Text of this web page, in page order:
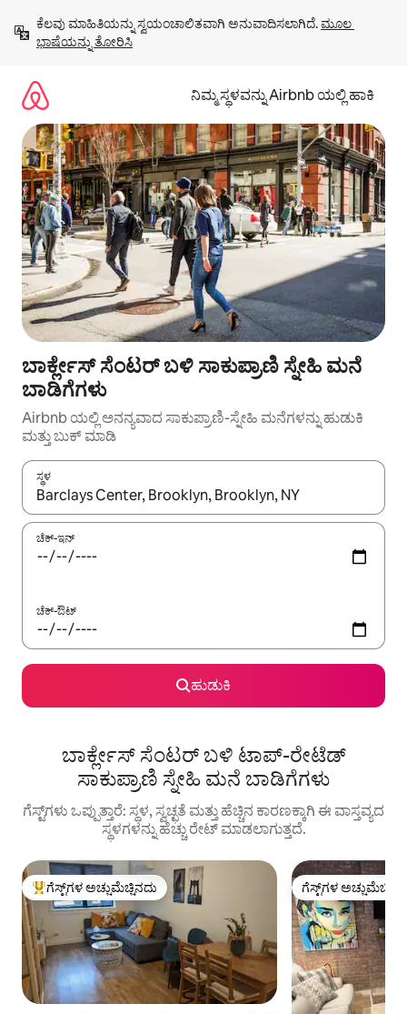
ಹೋಗಿ
ಕೆಲವು ಮಾಹಿತಿಯನ್ನು ಸ್ವಯಂಚಾಲಿತವಾಗಿ ಅನುವಾದಿಸಲಾಗಿದೆ. ಮೂಲ
ಭಾಷೆಯನ್ನು ತೋರಿಸಿ
ನಿಮ್ಮ ಸ್ಥಳವನ್ನು Airbnb ಯಲ್ಲಿ ಹಾಕಿ
ಬಾರ್ಕ್ಲೇಸ್ ಸೆಂಟರ್ ಬಳಿ ಸಾಕುಪ್ರಾಣಿ ಸ್ನೇಹಿ ಮನೆ
ಬಾಡಿಗೆಗಳು
Airbnb ಯಲ್ಲಿ ಅನನ್ಯವಾದ ಸಾಕುಪ್ರಾಣಿ-ಸ್ನೇಹಿ ಮನೆಗಳನ್ನು ಹುಡುಕಿ
ಮತ್ತು ಬುಕ್ ಮಾಡಿ
ಸ್ಥಳ
ಫಲಿತಾಂಶಗಳು ಲಭ್ಯವಿರುವಾಗ, ಅಪ್ ಮತ್ತು ಡೌನ್ ಬಾಣದ ಕೀಲಿಗಳೊಂದಿಗೆ
ಚೆಕ್-ಇನ್
ಚೆಕ್-ಔಟ್
ಹುಡುಕಿ
ಬಾರ್ಕ್ಲೇಸ್ ಸೆಂಟರ್ ಬಳಿ ಟಾಪ್-ರೇಟೆಡ್
ಸಾಕುಪ್ರಾಣಿ ಸ್ನೇಹಿ ಮನೆ ಬಾಡಿಗೆಗಳು
ಗೆಸ್ಟ್‌ಗಳು ಒಪ್ಪುತ್ತಾರೆ: ಸ್ಥಳ, ಸ್ವಚ್ಛತೆ ಮತ್ತು ಹೆಚ್ಚಿನ ಕಾರಣಕ್ಕಾಗಿ ಈ ವಾಸ್ತವ್ಯದ
ಸ್ಥಳಗಳನ್ನು ಹೆಚ್ಚು ರೇಟ್ ಮಾಡಲಾಗುತ್ತದೆ.
ಗೆಸ್ಟ್‌ಗಳಿಗೆ ಅತಿ ಹೆಚ್ಚು ಅಚ್ಚುಮೆಚ್ಚಿನದು
ಗೆಸ್ಟ್‌ಗಳ ಅಚ್ಚುಮೆಚ್ಚಿನದು ಗೆಸ್ಟ್‌ಗಳ
ಗೆಸ್ಟ್‌ಗಳ